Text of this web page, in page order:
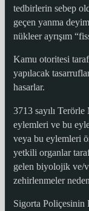
tedbirlerin sebep
geçen yanma
nükleer ayrışım
Kamu otoritesi
yapılacak
hasarlar.
3713 sayılı
eylemleri ve bu
veya bu eylemleri
yetkili organlar
gelen biyolojik ve/
zehirlenmeler
Sigorta Poliçesinin